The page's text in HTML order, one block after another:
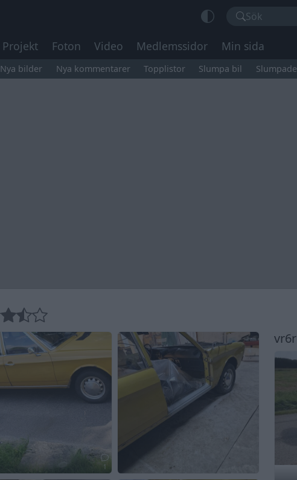
Sök
Projekt Foton Video Medlemssidor Min sida
Nya bilder Nya kommentarer Topplistor Slumpa bil
1